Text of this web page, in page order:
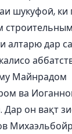
шукуфоӣ, ки
алтарю дар
Майнрадом
ва
он вақт